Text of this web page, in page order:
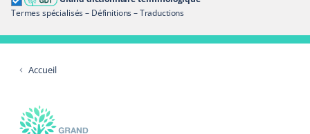
Termes spécialisés – Définitions – Traductions
Accueil